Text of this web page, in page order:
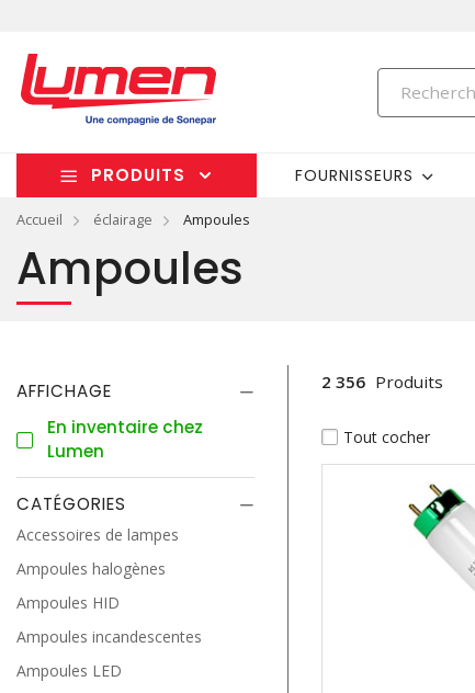
PRODUITS FOURNISSEURS
Accueil éclairage Ampoules
Ampoules
AFFICHAGE
En inventaire chez
Lumen
CATÉGORIES
Accessoires de lampes
Ampoules halogènes
Ampoules HID
Ampoules incandescentes
Ampoules LED
2 356 Produits
Tout cocher